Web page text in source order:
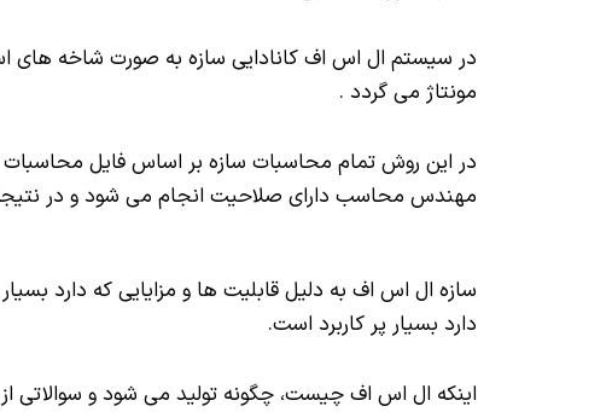
در سیستم ال اس اف کانادایی سازه به صورت شاخه های
مونتاژ می گردد .
مهندس محاسب دارای صلاحیت انجام می شود و در نتیجه
سازه ال اس اف به دلیل قابلیت ها و مزایایی که دارد
دارد بسیار پر کاربرد است.
اینکه ال اس اف چیست، چگونه تولید می شود و سوالاتی از